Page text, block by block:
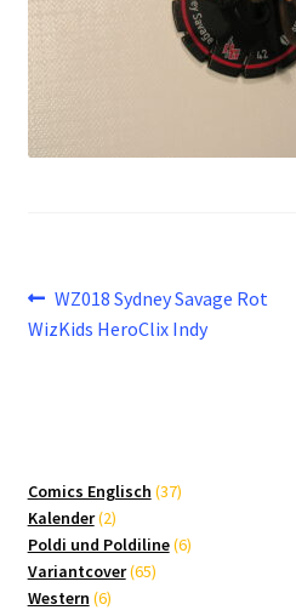
Beitragsnavigation
Vorheriger
Beitrag:
WZ018 Sydney Savage Rot
WizKids HeroClix Indy
Comics Englisch 3737
Kalender 22
Produkte
Poldi und Poldiline 66
Variantcover 6565
Western 66